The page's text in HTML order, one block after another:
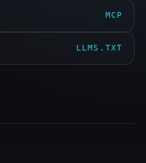
MCP
LLMS.TXT